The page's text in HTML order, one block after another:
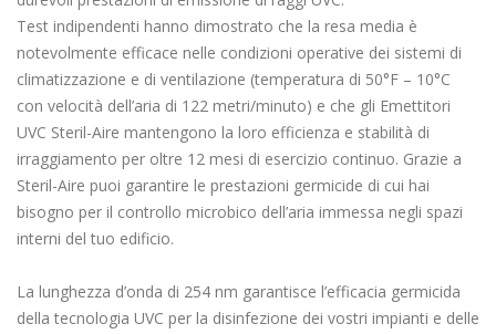
Test indipendenti hanno dimostrato che la resa media è
notevolmente efficace nelle condizioni operative dei sistemi di
climatizzazione e di ventilazione (temperatura di 50°F – 10°C
con velocità dell’aria di 122 metri/minuto) e che gli Emettitori
UVC Steril-Aire mantengono la loro efficienza e stabilità di
irraggiamento per oltre 12 mesi di esercizio continuo. Grazie a
Steril-Aire puoi garantire le prestazioni germicide di cui hai
bisogno per il controllo microbico dell’aria immessa negli spazi
interni del tuo edificio.
La lunghezza d’onda di 254 nm garantisce l’efficacia germicida
della tecnologia UVC per la disinfezione dei vostri impianti e delle